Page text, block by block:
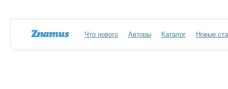
Что нового Авторы Каталог Новые